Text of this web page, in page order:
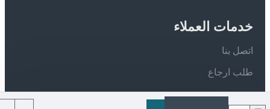
خدمات العملاء
اتصل بنا
طلب ارجاع